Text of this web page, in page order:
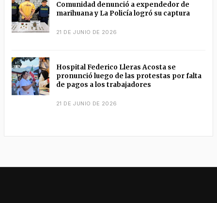
Comunidad denunció a expendedor de
marihuana y La Policía logró su captura
21 DE JUNIO DE 2026
Hospital Federico Lleras Acosta se
pronunció luego de las protestas por falta
de pagos a los trabajadores
21 DE JUNIO DE 2026